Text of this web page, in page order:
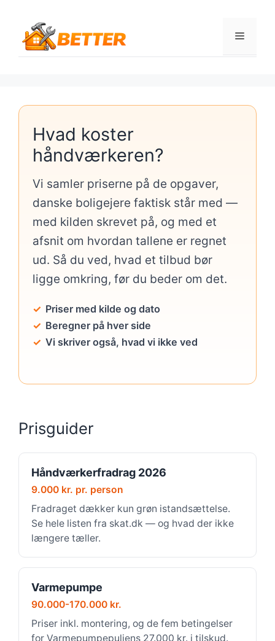
indhold
Menu
Hvad koster
håndværkeren?
Vi samler priserne på de opgaver,
danske boligejere faktisk står med —
med kilden skrevet på, og med et
afsnit om hvordan tallene er regnet
ud. Så du ved, hvad et tilbud bør
ligge omkring, før du beder om det.
Priser med kilde og dato
Beregner på hver side
Vi skriver også, hvad vi ikke ved
Prisguider
Håndværkerfradrag 2026
9.000 kr. pr. person
Fradraget dækker kun grøn istandsættelse.
Se hele listen fra skat.dk — og hvad der ikke
længere tæller.
Varmepumpe
90.000-170.000 kr.
Priser inkl. montering, og de fem betingelser
for Varmepumpepuljens 27.000 kr. i tilskud.